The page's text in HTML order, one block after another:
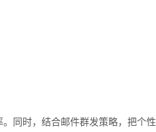
同时，结合邮件群发策略，把个